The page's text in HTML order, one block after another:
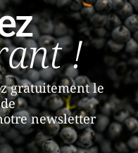
!
gratuitement le
newsletter